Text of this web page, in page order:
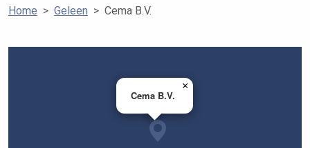
Home Geleen Cema B.V.
Cema B.V.
×